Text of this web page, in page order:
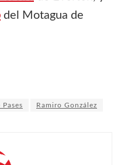
del Motagua de
Ramiro González